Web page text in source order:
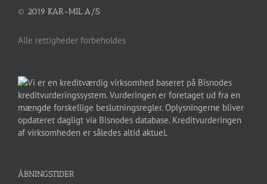
© 2019 KAR-MIL A/S
Alle rettigheder forbeholdes
ÅBNINGSTIDER